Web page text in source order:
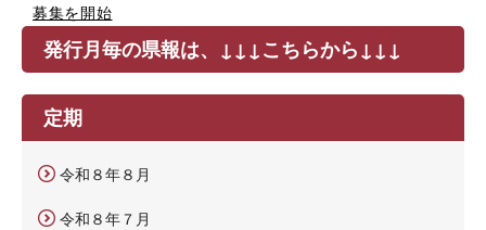
募集を開始
発行月毎の県報は、↓↓↓こちらから↓↓↓
定期
令和８年８月
令和８年７月